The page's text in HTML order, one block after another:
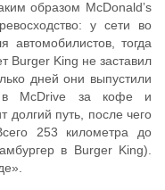
образом McDonaldʼs
у сети во
автомобилистов, тогда
Burger King не заставил
дней они выпустили
в McDrive за кофе и
долгий путь, после чего
253 километра до
в Burger King).